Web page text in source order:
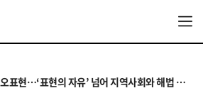
표현…‘표현의 자유’ 넘어 지역사회와 해법 모색